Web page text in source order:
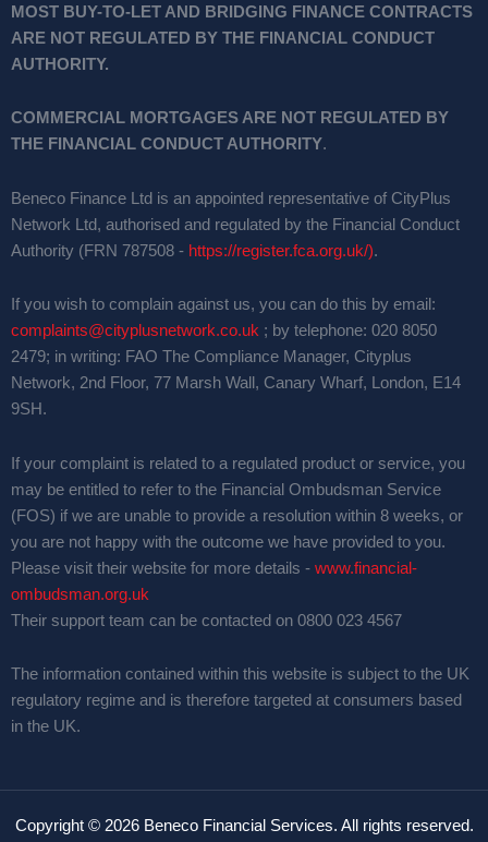
MOST BUY-TO-LET AND BRIDGING FINANCE CONTRACTS
ARE NOT REGULATED BY THE FINANCIAL CONDUCT
AUTHORITY.
COMMERCIAL MORTGAGES ARE NOT REGULATED BY
THE FINANCIAL CONDUCT AUTHORITY.
Beneco Finance Ltd is an appointed representative of CityPlus
Network Ltd, authorised and regulated by the Financial Conduct
Authority (FRN 787508 - https://register.fca.org.uk/).
If you wish to complain against us, you can do this by email:
complaints@cityplusnetwork.co.uk ; by telephone: 020 8050
2479; in writing: FAO The Compliance Manager, Cityplus
Network, 2nd Floor, 77 Marsh Wall, Canary Wharf, London, E14
9SH.
If your complaint is related to a regulated product or service, you
may be entitled to refer to the Financial Ombudsman Service
(FOS) if we are unable to provide a resolution within 8 weeks, or
you are not happy with the outcome we have provided to you.
Please visit their website for more details - www.financial-
ombudsman.org.uk
Their support team can be contacted on 0800 023 4567
The information contained within this website is subject to the UK
regulatory regime and is therefore targeted at consumers based
in the UK.
Copyright © 2026 Beneco Financial Services. All rights reserved.